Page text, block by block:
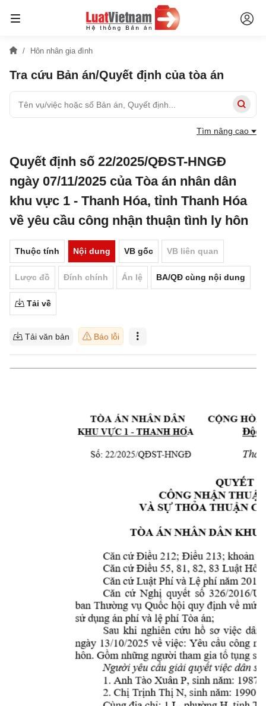
Hôn nhân gia đình
Tra cứu Bản án/Quyết định của tòa án
Tìm nâng cao
Quyết định số 22/2025/QĐST-HNGĐ
ngày 07/11/2025 của Tòa án nhân dân
khu vực 1 - Thanh Hóa, tỉnh Thanh Hóa
về yêu cầu công nhận thuận tình ly hôn
Thuộc tính Nội dung VB gốc VB liên quan
Lược đồ Đính chính Án lệ BA/QĐ cùng nội dung
Tải về
Tải văn bản Báo lỗi